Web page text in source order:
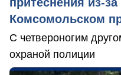
Комсомольском
С четвероногим
охраной полиции